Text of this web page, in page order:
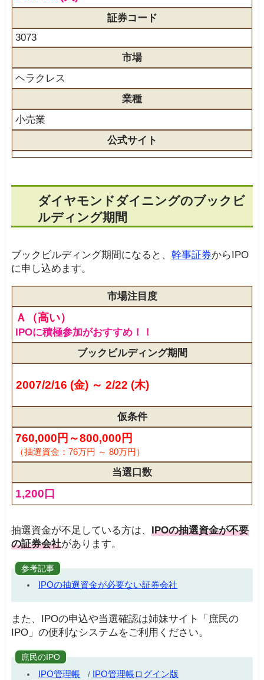
証券コード
3073
市場
ヘラクレス
業種
小売業
公式サイト
ダイヤモンドダイニングのブックビ
ルディング期間
ブックビルディング期間になると、 幹事証券からIPO
に申し込めます。
市場注目度
Ａ（高い）
IPOに積極参加がおすすめ！！
ブックビルディング期間
2007/2/16 (金) ～ 2/22 (木)
仮条件
760,000円～800,000円
（抽選資金：76万円 ～ 80万円）
当選口数
1,200口
抽選資金が不足している方は、 IPOの抽選資金が不要
の証券会社があります。
参考記事
IPOの抽選資金が必要ない証券会社
また、IPOの申込や当選確認は姉妹サイト「庶民の
IPO」の便利なシステムをご利用ください。
庶民のIPO
IPO管理帳 / IPO管理帳ログイン版